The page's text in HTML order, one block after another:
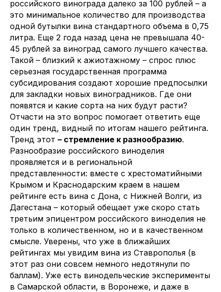
российского винограда далеко за 100 рублей – а
это минимальное количество для производства
одной бутылки вина стандартного объема в 0,75
литра. Еще 2 года назад цена не превышала 40-
45 рублей за виноград самого лучшего качества.
Такой – близкий к ажиотажному – спрос плюс
серьезная государственная программа
субсидирования создают хорошие предпосылки
для закладки новых виноградников. Где они
появятся и какие сорта на них будут расти?
Отчасти на это вопрос помогает ответить еще
один тренд, видный по итогам нашего рейтинга.
Тренд этот – стремление к разнообразию.
Разнообразие российского виноделия
проявляется и в региональной
представленности: вместе с хрестоматийными
Крымом и Краснодарским краем в нашем
рейтинге есть вина с Дона, с Нижней Волги, из
Дагестана – который обещает уже скоро стать
третьим эпицентром российского виноделия не
только в количественном, но и в качественном
смысле. Уверены, что уже в ближайших
рейтингах мы увидим вина из Ставрополья (в
этот раз они совсем немного недотянули по
баллам). Уже есть винодельческие эксперименты
в Самарской области, в Воронеже, и даже в